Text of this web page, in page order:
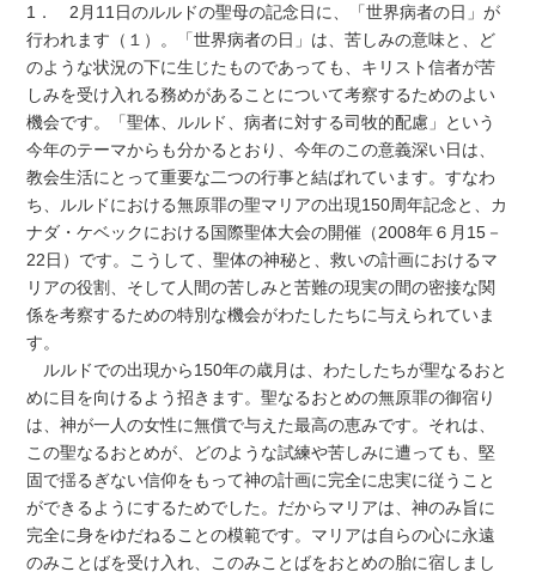
1． 2月11日のルルドの聖母の記念日に、「世界病者の日」が
行われます（１）。「世界病者の日」は、苦しみの意味と、ど
のような状況の下に生じたものであっても、キリスト信者が苦
しみを受け入れる務めがあることについて考察するためのよい
機会です。「聖体、ルルド、病者に対する司牧的配慮」という
今年のテーマからも分かるとおり、今年のこの意義深い日は、
教会生活にとって重要な二つの行事と結ばれています。すなわ
ち、ルルドにおける無原罪の聖マリアの出現150周年記念と、カ
ナダ・ケベックにおける国際聖体大会の開催（2008年６月15－
22日）です。こうして、聖体の神秘と、救いの計画におけるマ
リアの役割、そして人間の苦しみと苦難の現実の間の密接な関
係を考察するための特別な機会がわたしたちに与えられていま
す。
ルルドでの出現から150年の歳月は、わたしたちが聖なるおと
めに目を向けるよう招きます。聖なるおとめの無原罪の御宿り
は、神が一人の女性に無償で与えた最高の恵みです。それは、
この聖なるおとめが、どのような試練や苦しみに遭っても、堅
固で揺るぎない信仰をもって神の計画に完全に忠実に従うこと
ができるようにするためでした。だからマリアは、神のみ旨に
完全に身をゆだねることの模範です。マリアは自らの心に永遠
のみことばを受け入れ、このみことばをおとめの胎に宿しまし